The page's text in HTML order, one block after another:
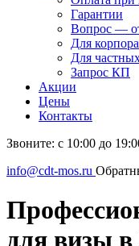
Гарантии
Вопрос —
Для
Для
Запрос КП
Акции
Цены
Контакты
Звоните: с 10:00 до
info@cdt-mos.ru
для визы